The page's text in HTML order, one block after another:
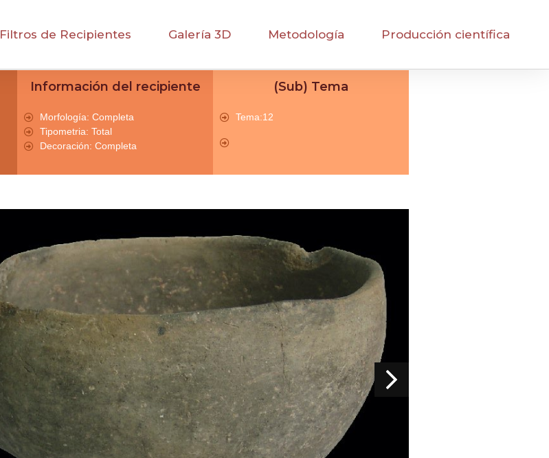
Filtros de Recipientes Galería 3D Metodología Producción científica
Información del recipiente
Morfología: Completa
Tipometria: Total
Decoración: Completa
(Sub) Tema
Tema:12